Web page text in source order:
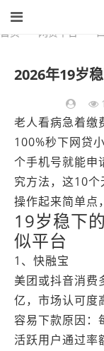
首页 网贷平台
老人看病急着缴
100%秒下网贷
个手机号就能申
究方法，这10
操作起来简单点
19岁稳下
似平台
1、快融宝
美团或抖音消费
亿，市场认可度
容易下款原因：
活跃用户通过率